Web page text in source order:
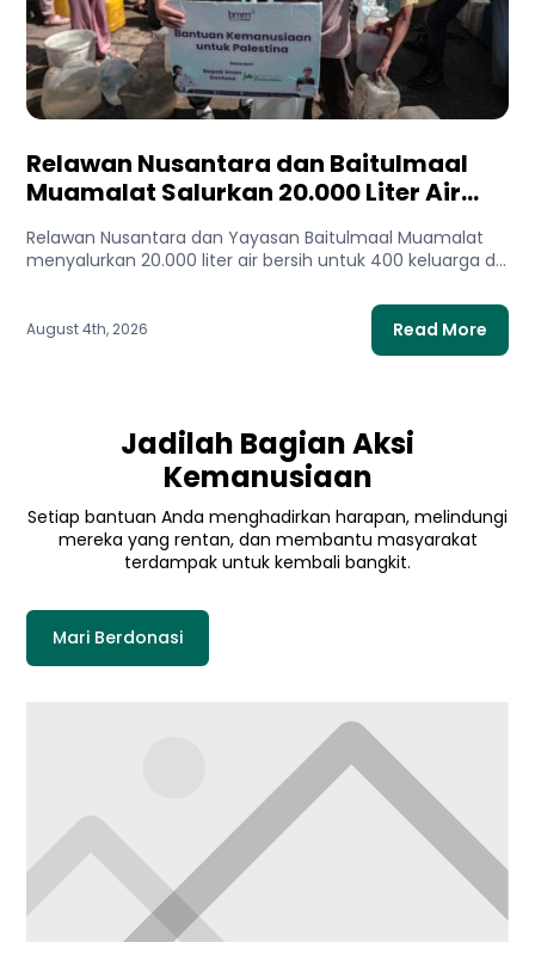
Relawan Nusantara dan Baitulmaal
Muamalat Salurkan 20.000 Liter Air
Relawan Nusantara dan Yayasan Baitulmaal Muamalat
menyalurkan 20.000 liter air bersih untuk 400 keluarga di
August 4th, 2026 Read More
Jadilah Bagian Aksi
Kemanusiaan
Setiap bantuan Anda menghadirkan harapan, melindungi
mereka yang rentan, dan membantu masyarakat
terdampak untuk kembali bangkit.
Mari Berdonasi